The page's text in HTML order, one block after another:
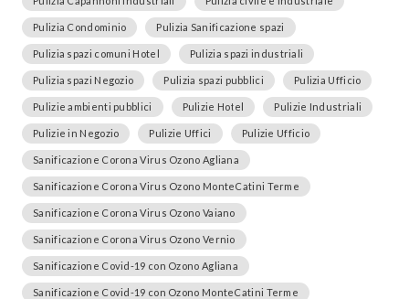
Pulizia Condominio Pulizia Sanificazione spazi
Pulizia spazi comuni Hotel Pulizia spazi industriali
Pulizia spazi Negozio Pulizia spazi pubblici Pulizia Ufficio
Pulizie ambienti pubblici Pulizie Hotel Pulizie Industriali
Pulizie in Negozio Pulizie Uffici Pulizie Ufficio
Sanificazione Corona Virus Ozono Agliana
Sanificazione Corona Virus Ozono MonteCatini Terme
Sanificazione Corona Virus Ozono Vaiano
Sanificazione Corona Virus Ozono Vernio
Sanificazione Covid-19 con Ozono Agliana
Sanificazione Covid-19 con Ozono MonteCatini Terme